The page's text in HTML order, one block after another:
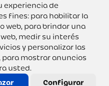
experiencia de
fines: para habilitar la
web, para brindar una
, medir su interés
y personalizar las
para mostrar anuncios
usted.
Configurar
S.A. - Nit 890.107.487 -
53 No. 46-192 local 3-01
- Correo:
OLÍMPICA S.A. Derechos